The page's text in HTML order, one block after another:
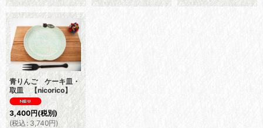
青りんご ケーキ皿・
取皿 【nicorico】
3,400円(税別)
(税込: 3,740円)